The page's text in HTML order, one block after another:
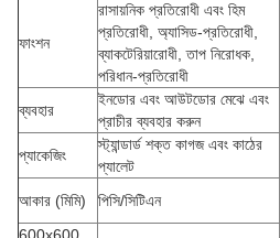
ফাংশন
রাসায়নিক প্রতিরোধী এবং হিম
প্রতিরোধী, অ্যাসিড-প্রতিরোধী,
ব্যাকটেরিয়ারোধী, তাপ নিরোধক,
পরিধান-প্রতিরোধী
ব্যবহার
ইনডোর এবং আউটডোর মেঝে এবং
প্রাচীর ব্যবহার করুন
প্যাকেজিং
স্ট্যান্ডার্ড শক্ত কাগজ এবং কাঠের
প্যালেট
আকার (মিমি)
পিসি/সিটিএন